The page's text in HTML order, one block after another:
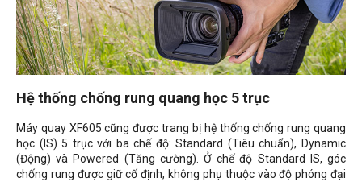
Hệ thống chống rung quang học 5 trục
Máy quay XF605 cũng được trang bị hệ thống chống rung quang
học (IS) 5 trục với ba chế độ: Standard (Tiêu chuẩn), Dynamic
(Động) và Powered (Tăng cường). Ở chế độ Standard IS, góc
chống rung được giữ cố định, không phụ thuộc vào độ phóng đại